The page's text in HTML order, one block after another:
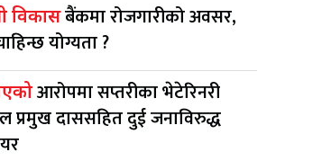
विकासबैंकमा रोजगारीको अवसर,
योग्यता ?
आरोपमा सप्तरीका भेटेरिनरी
प्रमुख दाससहित दुई जनाविरुद्ध